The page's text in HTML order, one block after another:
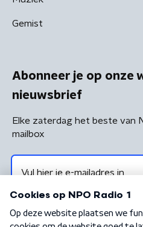
Gemist
Abonneer je op onze
nieuwsbrief
Elke zaterdag het beste van
mailbox